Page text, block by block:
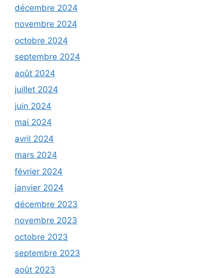
décembre 2024
novembre 2024
octobre 2024
septembre 2024
août 2024
juillet 2024
juin 2024
mai 2024
avril 2024
mars 2024
février 2024
janvier 2024
décembre 2023
novembre 2023
octobre 2023
septembre 2023
août 2023